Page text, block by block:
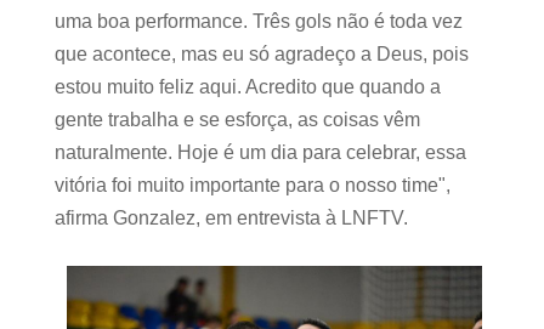
uma boa performance. Três gols não é toda vez
que acontece, mas eu só agradeço a Deus, pois
estou muito feliz aqui. Acredito que quando a
gente trabalha e se esforça, as coisas vêm
naturalmente. Hoje é um dia para celebrar, essa
vitória foi muito importante para o nosso time",
afirma Gonzalez, em entrevista à LNFTV.